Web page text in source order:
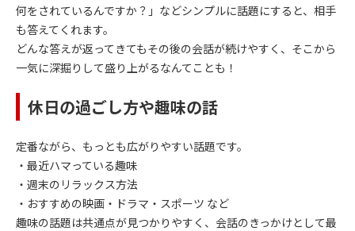
何をされているんですか？」などシンプルに話題にすると、相手
も答えてくれます。
どんな答えが返ってきてもその後の会話が続けやすく、そこから
一気に深掘りして盛り上がるなんてことも！
休日の過ごし方や趣味の話
定番ながら、もっとも広がりやすい話題です。
・最近ハマっている趣味
・週末のリラックス方法
・おすすめの映画・ドラマ・スポーツ など
趣味の話題は共通点が見つかりやすく、会話のきっかけとして最